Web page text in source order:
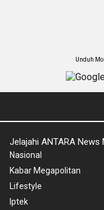
Unduh
Jelajahi ANTARA News
Nasional
Kabar Megapolitan
Lifestyle
Iptek